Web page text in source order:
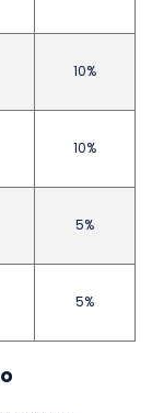
10%
10%
5%
5%